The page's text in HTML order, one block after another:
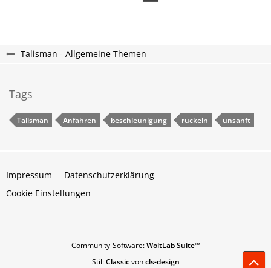
Talisman - Allgemeine Themen
Tags
Talisman Anfahren beschleunigung ruckeln unsanft
Impressum
Datenschutzerklärung
Cookie Einstellungen
Community-Software:WoltLab Suite™
Stil:Classicvoncls-design